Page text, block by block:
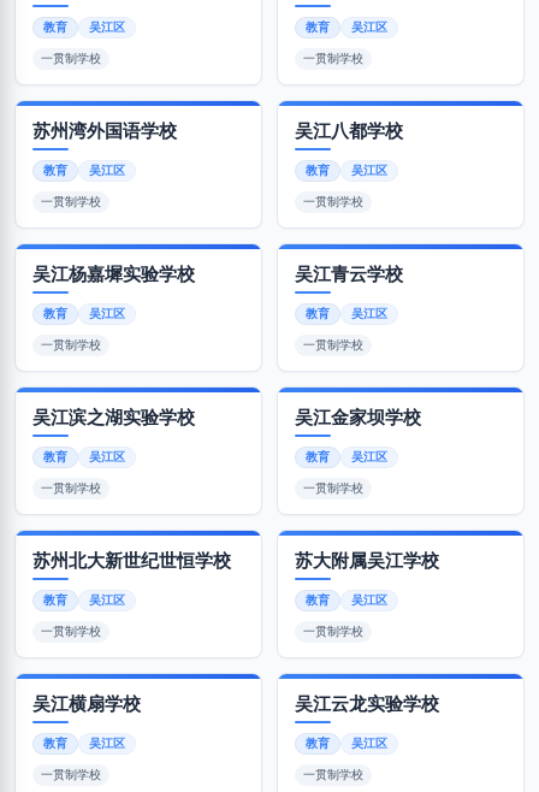
教育 吴江区
一贯制学校
教育 吴江区
一贯制学校
苏州湾外国语学校
教育 吴江区
一贯制学校
吴江八都学校
教育 吴江区
一贯制学校
吴江杨嘉墀实验学校
教育 吴江区
一贯制学校
吴江青云学校
教育 吴江区
一贯制学校
吴江滨之湖实验学校
教育 吴江区
一贯制学校
吴江金家坝学校
教育 吴江区
一贯制学校
苏州北大新世纪世恒学校
教育 吴江区
一贯制学校
苏大附属吴江学校
教育 吴江区
一贯制学校
吴江横扇学校
教育 吴江区
一贯制学校
吴江云龙实验学校
教育 吴江区
一贯制学校